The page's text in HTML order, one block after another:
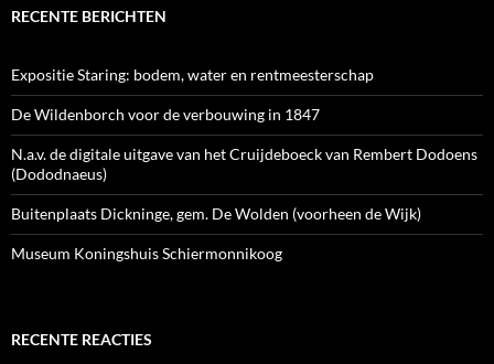
RECENTE BERICHTEN
Expositie Staring: bodem, water en rentmeesterschap
De Wildenborch voor de verbouwing in 1847
N.a.v. de digitale uitgave van het Cruijdeboeck van Rembert Dodoens
(Dododnaeus)
Buitenplaats Dickninge, gem. De Wolden (voorheen de Wijk)
Museum Koningshuis Schiermonnikoog
RECENTE REACTIES